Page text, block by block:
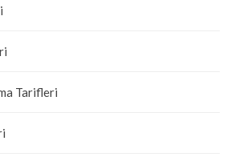
Tarifleri